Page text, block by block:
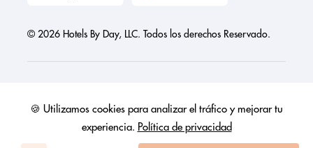
🍪 Utilizamos cookies para analizar el tráfico y mejorar tu
experiencia. Política de privacidad
© 2026 Hotels By Day, LLC. Todos los derechos Reservado.
Austria Canada France Germany India Ireland
Israel
Mexico Netherlands Philippines